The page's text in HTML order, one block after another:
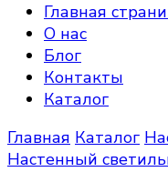
Главная
О нас
Блог
Контакты
Каталог
Главная Каталог
Настенный